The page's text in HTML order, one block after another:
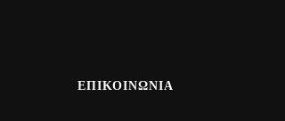
ΕΠΙΚΟΙΝΩΝΙΑ